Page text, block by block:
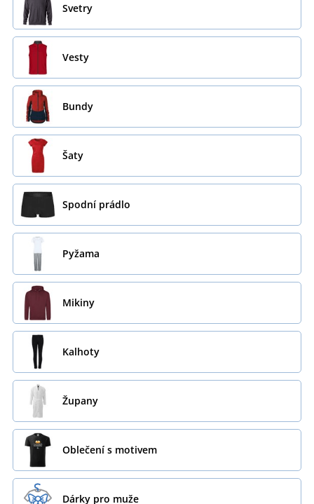
Svetry
Vesty
Bundy
Šaty
Spodní prádlo
Pyžama
Mikiny
Kalhoty
Župany
Oblečení s motivem
Dárky pro muže